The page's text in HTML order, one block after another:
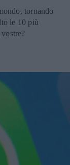
tornando
le 10 più